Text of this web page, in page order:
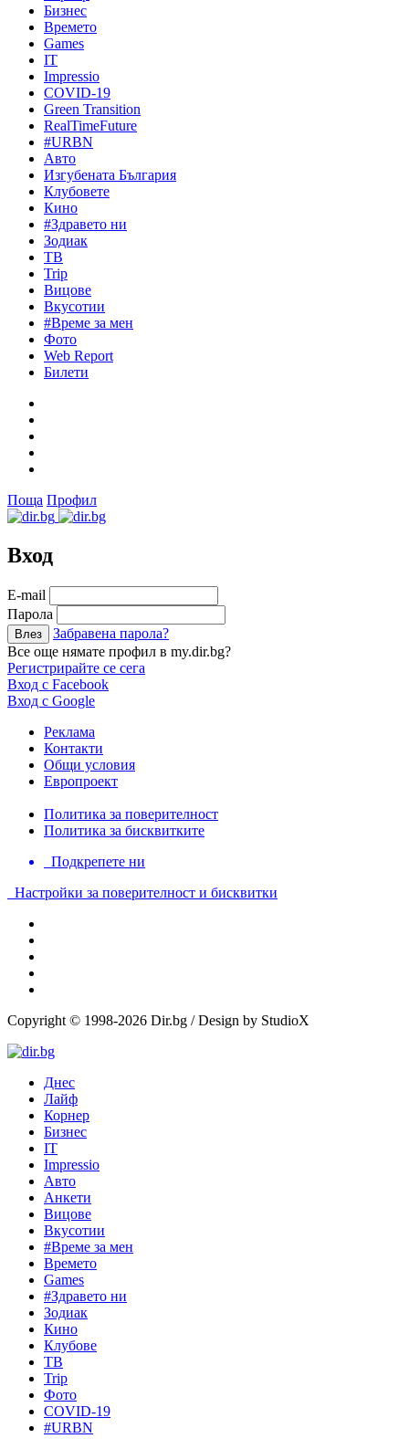
Бизнес
Времето
Games
IT
Impressio
COVID-19
Green Transition
RealTimeFuture
#URBN
Авто
Изгубената България
Клубовете
Кино
#Здравето ни
Зодиак
ТВ
Trip
Вицове
Вкусотии
#Време за мен
Фото
Web Report
Билети
Поща Профил
Вход
Е-mail
Парола
Забравена парола?
Все още нямате профил в my.dir.bg?
Регистрирайте се сега
Вход с Facebook
Вход с Google
Реклама
Контакти
Общи условия
Европроект
Политика за поверителност
Политика за бисквитките
Подкрепете ни
Настройки за поверителност и бисквитки
Copyright © 1998-2026 Dir.bg / Design by StudioX
Днес
Лайф
Корнер
Бизнес
IT
Impressio
Авто
Анкети
Вицове
Вкусотии
#Време за мен
Времето
Games
#Здравето ни
Зодиак
Кино
Клубове
ТВ
Trip
Фото
COVID-19
#URBN